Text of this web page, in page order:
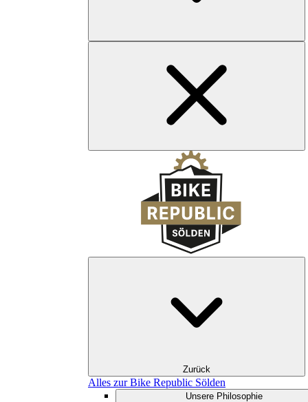
Zurück
Alles zur Bike Republic Sölden
Unsere Philosophie